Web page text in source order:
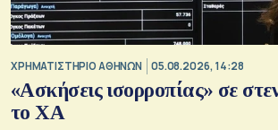
XΡΗΜΑΤΙΣΤΗΡΙΟ ΑΘΗΝΩΝ 05.08.2026, 14:28
«Ασκήσεις ισορροπίας» σε
το ΧΑ